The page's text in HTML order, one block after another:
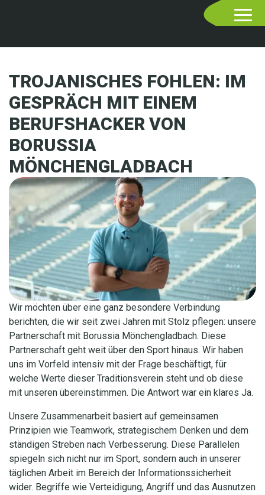
TROJANISCHES FOHLEN: IM
GESPRÄCH MIT EINEM
BERUFSHACKER VON
BORUSSIA
MÖNCHENGLADBACH
Wir möchten über eine ganz besondere Verbindung
berichten, die wir seit zwei Jahren mit Stolz pflegen: unsere
Partnerschaft mit Borussia Mönchengladbach. Diese
Partnerschaft geht weit über den Sport hinaus. Wir haben
uns im Vorfeld intensiv mit der Frage beschäftigt, für
welche Werte dieser Traditionsverein steht und ob diese
mit unseren übereinstimmen. Die Antwort war ein klares Ja.
Unsere Zusammenarbeit basiert auf gemeinsamen
Prinzipien wie Teamwork, strategischem Denken und dem
ständigen Streben nach Verbesserung. Diese Parallelen
spiegeln sich nicht nur im Sport, sondern auch in unserer
täglichen Arbeit im Bereich der Informationssicherheit
wider. Begriffe wie Verteidigung, Angriff und das Ausnutzen